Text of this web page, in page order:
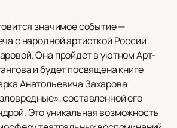
значимое событие —
с народной артисткой России
Она пройдет в уютном Арт-
и будет посвящена книге
Анатольевича Захарова
составленной его
Это уникальная возможность